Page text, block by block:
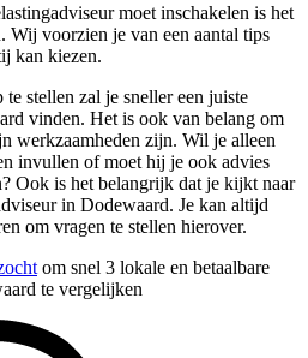
moet inschakelen is het
Wij voorzien je van een aantal tips
kan kiezen.
stellen zal je sneller een juiste
vinden. Het is ook van belang om
werkzaamheden zijn. Wil je alleen
invullen of moet hij je ook advies
Ook is het belangrijk dat je kijkt naar
in Dodewaard. Je kan altijd
om vragen te stellen hierover.
om snel 3 lokale en betaalbare
te vergelijken